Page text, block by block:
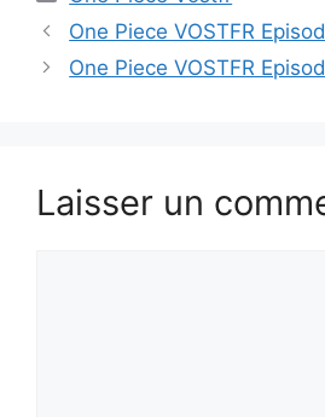
One Piece VOSTFR
One Piece VOSTFR
Laisser un